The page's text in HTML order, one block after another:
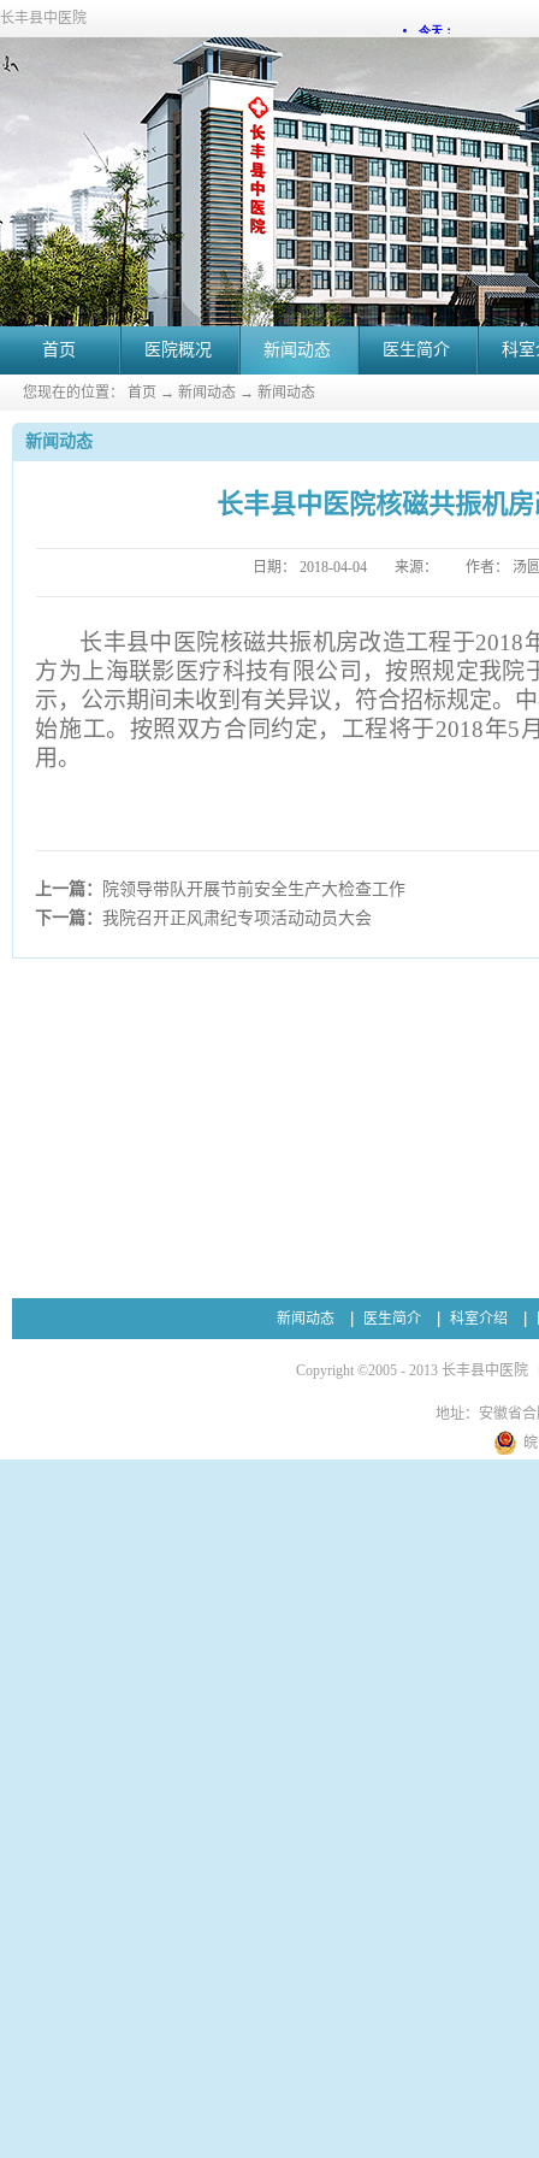
长丰县中医院
首页 医院概况 新闻动态 医生简介 科
您现在的位置： 首页 → 新闻动态 → 新闻动态
新闻动态
长丰县中医院核磁共振机
日期： 2018-04-04 来源： 作者： 汤
长丰县中医院核磁共振机房改造工程于2018
方为上海联影医疗科技有限公司，按照规定我院
示，公示期间未收到有关异议，符合招标规定。
始施工。按照双方合同约定，工程将于2018年5
用。
上一篇： 院领导带队开展节前安全生产大检查工作
下一篇：我院召开正风肃纪专项活动动员大会
新闻动态 医生简介 科室介绍
Copyright ©2005 - 2013 长丰县中医院
地址：安徽省